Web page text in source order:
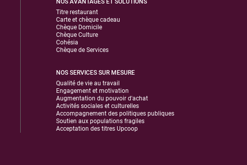
Titre restaurant
Carte et chèque cadeau
Chèque Domicile
Chèque Culture
Cohésia
Chèque de Services
NOS SERVICES SUR MESURE
Qualité de vie au travail
Engagement et motivation
Augmentation du pouvoir d'achat
Activités sociales et culturelles
Accompagnement des politiques publiques
Soutien aux populations fragiles
Acceptation des titres Upcoop